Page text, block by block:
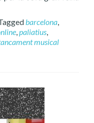
barcelona,
,paliatius,
musical